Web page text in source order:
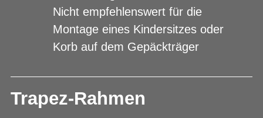
Nicht empfehlenswert für die
Montage eines Kindersitzes oder
Korb auf dem Gepäckträger
Trapez-Rahmen